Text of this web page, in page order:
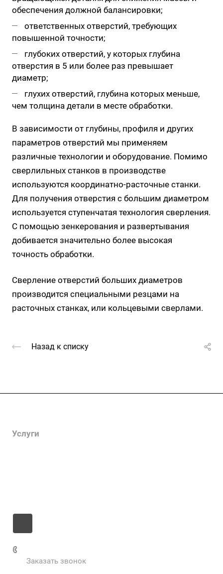
обеспечения должной балансировки;
ответственных отверстий, требующих
повышенной точности;
глубоких отверстий, у которых глубина
отверстия в 5 или более раз превышает
диаметр;
глухих отверстий, глубина которых меньше,
чем толщина детали в месте обработки.
В зависимости от глубины, профиля и других
параметров отверстий мы применяем
различные технологии и оборудование. Помимо
сверлильных станков в производстве
используются координатно-расточные станки.
Для получения отверстия с большим диаметром
используется ступенчатая технология сверления.
С помощью зенкерования и развертывания
добивается значительно более высокая
точность обработки.
Сверление отверстий больших диаметров
производится специальными резцами на
расточных станках, или кольцевыми сверлами.
Назад к списку
Услуги
Заказать звонок